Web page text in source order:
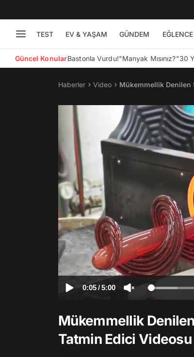
TEST EV & YAŞAM GÜNDEM EĞLENCE
Güncel KonularBastonla Vurdu!"Manyak Mısınız?"30
Haberler Video Mükemmellik Denilen
0:05/5:00
Mükemmellik Denilen
Tatmin Edici Videosu